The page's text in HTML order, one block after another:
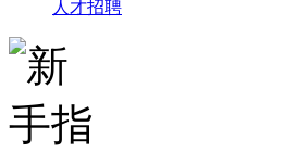
人才招聘